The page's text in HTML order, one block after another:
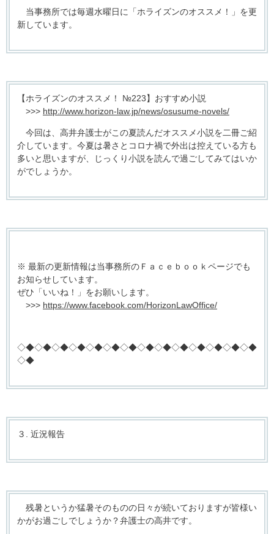
当事務所では毎週水曜日に「ホライズンのオススメ！」を更
新しています。
【ホライズンのオススメ！ №223】おすすめ小説
>>> http://www.horizon-law.jp/news/osusume-novels/
今回は、高井弁護士がこの夏読んだオススメ小説を二冊ご紹
介しています。今夏は暑さとコロナ禍で外出は控えている方も
多いと思いますが、じっくり小説を読んで過ごしてみてはいか
がでしょうか。
※ 最新の更新情報は当事務所のＦａｃｅｂｏｏｋページでも
お知らせしています。
ぜひ「いいね！」をお願いします。
>>> https://www.facebook.com/HorizonLawOffice/
◇◆◇◆◇◆◇◆◇◆◇◆◇◆◇◆◇◆◇◆◇◆◇◆◇◆◇◆
◇◆
３. 近況報告
残暑というか猛暑そのものの日々が続いておりますが皆様い
かがお過ごしでしょうか？弁護士の高井です。